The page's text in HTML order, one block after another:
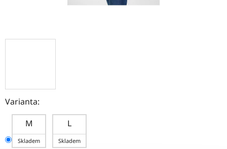
Varianta:
M
Skladem
L
Skladem